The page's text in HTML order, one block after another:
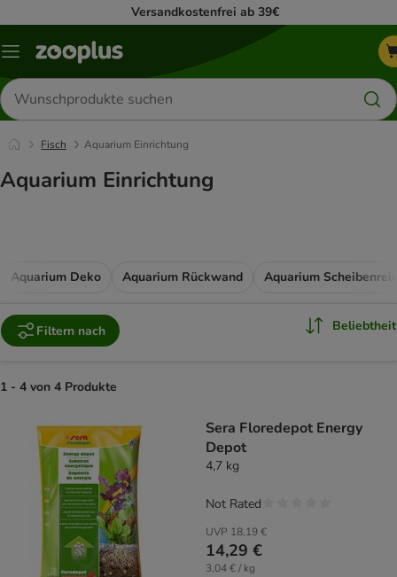
Versandkostenfrei ab 39€
Menü
Produkte
suchen
Fisch Aquarium Einrichtung
Aquarium Einrichtung
Aquarium Deko Aquarium Rückwand Aquarium
Filtern nach Beliebtheit
1 - 4 von 4 Produkte
Sera Floredepot Energy
Depot
4,7 kg
UVP 18,19 €
14,29 €
3,04 € / kg
Not Rated